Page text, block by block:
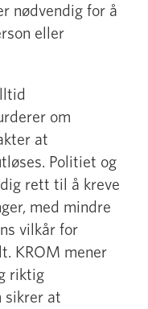
nødvendig for å
eller
om
at
Politiet og
rett til å kreve
med mindre
vilkår for
KROM mener
riktig
sikrer at